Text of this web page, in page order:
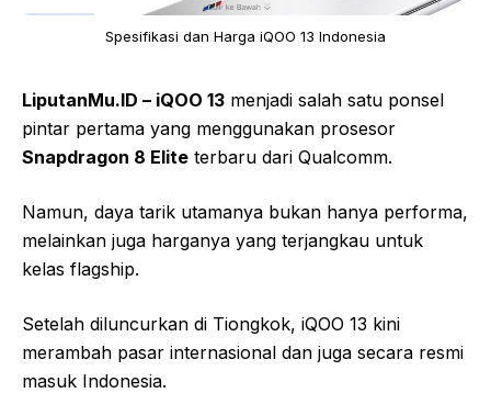
Spesifikasi dan Harga iQOO 13 Indonesia
LiputanMu.ID – iQOO 13 menjadi salah satu ponsel
pintar pertama yang menggunakan prosesor
Snapdragon 8 Elite terbaru dari Qualcomm.
Namun, daya tarik utamanya bukan hanya performa,
melainkan juga harganya yang terjangkau untuk
kelas flagship.
Setelah diluncurkan di Tiongkok, iQOO 13 kini
merambah pasar internasional dan juga secara resmi
masuk Indonesia.